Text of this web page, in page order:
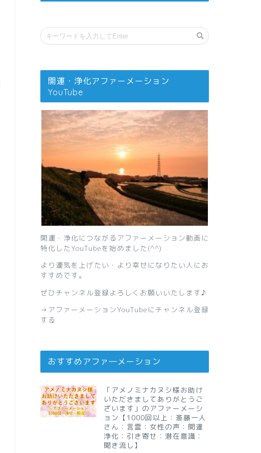
開運・浄化アファーメーション
YouTube
開運・浄化につながるアファーメーション動画に
特化したYouTubeを始めました(^^)
より運気を上げたい・より幸せになりたい人にお
すすめです。
ぜひチャンネル登録よろしくお願いいたします♪
→ アファーメーションYouTubeにチャンネル登録
する
おすすめアファ―メーション
「アメノミナカヌシ様お助け
いただきましてありがとうご
ざいます」のアファーメーシ
ョン【1000回以上：斎藤一人
さん：言霊：女性の声：開運
浄化：引き寄せ：潜在意識：
聞き流し】